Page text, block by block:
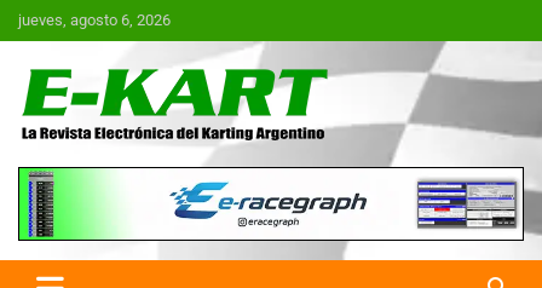
Saltar
al
jueves, agosto 6, 2026
E-Kart.com.ar | La Revista
Electrónica del Karting en
Argentina